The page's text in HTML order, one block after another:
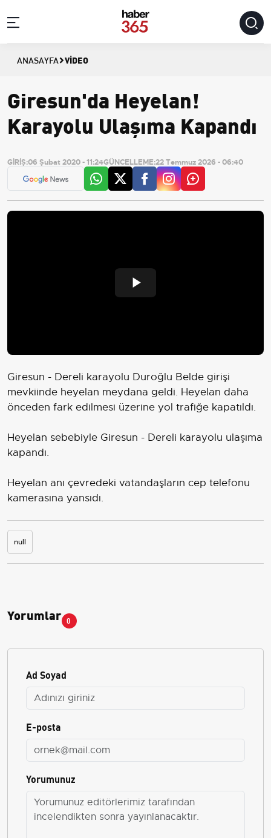
ANASAYFA VIDEO
Giresun'da Heyelan!
Karayolu Ulaşıma Kapandı
GİRİŞ:06 Şubat 2020 - 11:24GÜNCELLEME:22 Temmuz 2026 - 06:40
Play
Giresun - Dereli karayolu Duroğlu Belde girişi
mevkiinde heyelan meydana geldi. Heyelan daha
önceden fark edilmesi üzerine yol trafiğe kapatıldı.
Heyelan sebebiyle Giresun - Dereli karayolu ulaşıma
kapandı.
Heyelan anı çevredeki vatandaşların cep telefonu
kamerasına yansıdı.
null
Yorumlar 0
Ad Soyad
E-posta
Yorumunuz